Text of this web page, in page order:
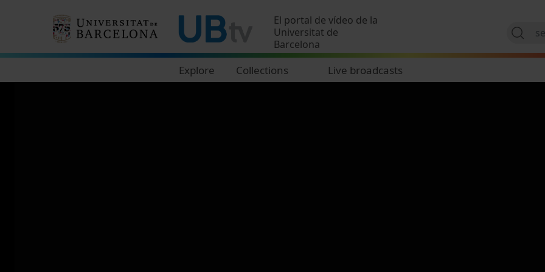
El portal de vídeo de la
Universitat de
Barcelona
Explore Collections Live broadcasts